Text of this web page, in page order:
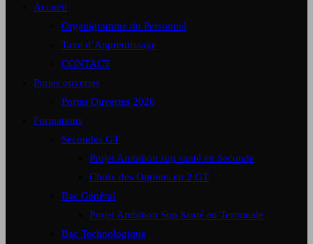
Accueil
Organigramme du Personnel
Taxe d’Apprentissage
CONTACT
Portes ouvertes
Portes Ouvertes 2026
Formations
Secondes GT
Projet Ambition sup santé en Seconde
Choix des Options en 2 GT
Bac Général
Projet Ambition Sup Santé en Terminale
Bac Technologique